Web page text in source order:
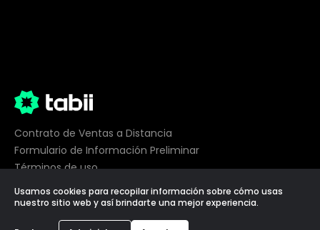
Contrato de Ventas a Distancia
Formulario de Información Preliminar
Términos de uso
Privacidad
Preferencias de cookies
Usamos cookies para recopilar información sobre cómo usas
nuestro sitio web y así brindarte una mejor experiencia.